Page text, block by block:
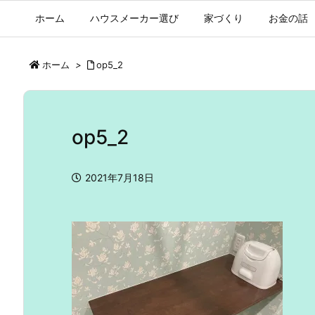
ホーム ハウスメーカー選び 家づくり お金の話
ホーム > op5_2
op5_2
2021年7月18日